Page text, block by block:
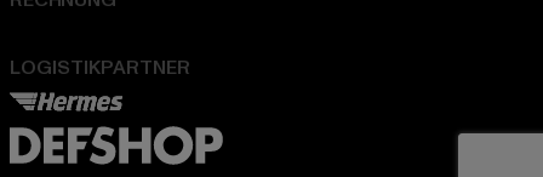
LOGISTIKPARTNER